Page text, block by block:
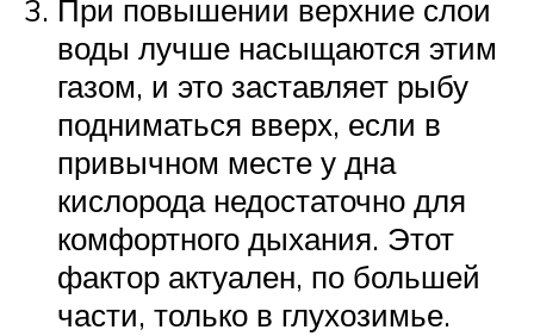
При повышении верхние слои
воды лучше насыщаются этим
газом, и это заставляет рыбу
подниматься вверх, если в
привычном месте у дна
кислорода недостаточно для
комфортного дыхания. Этот
фактор актуален, по большей
части, только в глухозимье.